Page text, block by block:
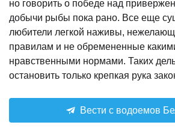
но говорить о победе над
добычи рыбы пока рано. Все еще
любители легкой наживы,
правилам и не обремененные
нравственными нормами. Таких
остановить только крепкая рука
Вести с водоемов